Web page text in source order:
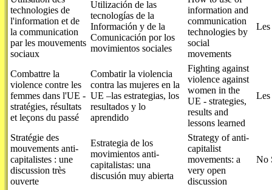
technologies de
l'information et de
la communication
par les mouvements
sociaux
Utilización de las
tecnologías de la
Información y de la
Comunicación por los
movimientos sociales
information and
communication
technologies by
social
movements
Les
Combattre la
violence contre les
femmes dans l'UE -
stratégies, résultats
et leçons du passé
Combatir la violencia
contra las mujeres en la
UE –las estrategias, los
resultados y lo
aprendido
Fighting against
violence against
women in the
UE - strategies,
results and
lessons learned
Les
Stratégie des
mouvements anti-
capitalistes : une
discussion très
ouverte
Estrategia de los
movimientos anti-
capitalistas: una
discusión muy abierta
Strategy of anti-
capitalist
movements: a
very open
discussion
No